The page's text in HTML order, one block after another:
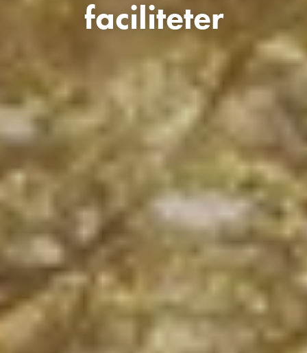
faciliteter